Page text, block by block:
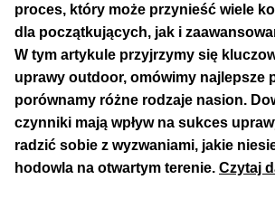
proces, który może przynieść wiele
dla początkujących, jak i
W tym artykule przyjrzymy się
uprawy outdoor, omówimy najlepsze
porównamy różne rodzaje nasion.
czynniki mają wpływ na sukces
radzić sobie z wyzwaniami, jakie
hodowla na otwartym terenie. Czytaj